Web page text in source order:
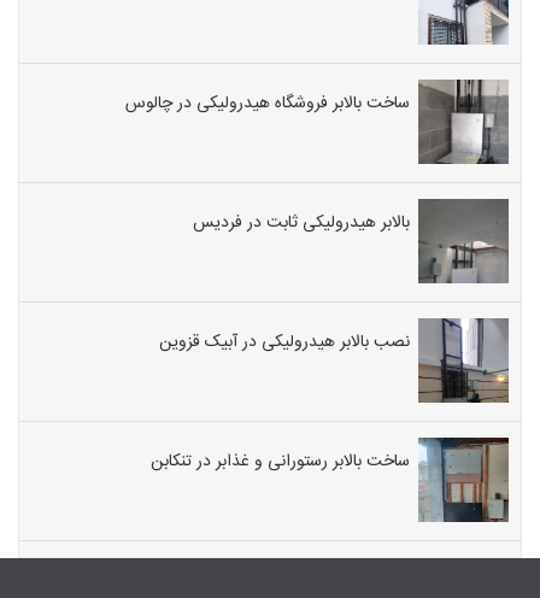
ساخت بالابر فروشگاه هیدرولیکی در چالوس
بالابر هیدرولیکی ثابت در فردیس
نصب بالابر هیدرولیکی در آبیک قزوین
ساخت بالابر رستورانی و غذابر در تنکابن